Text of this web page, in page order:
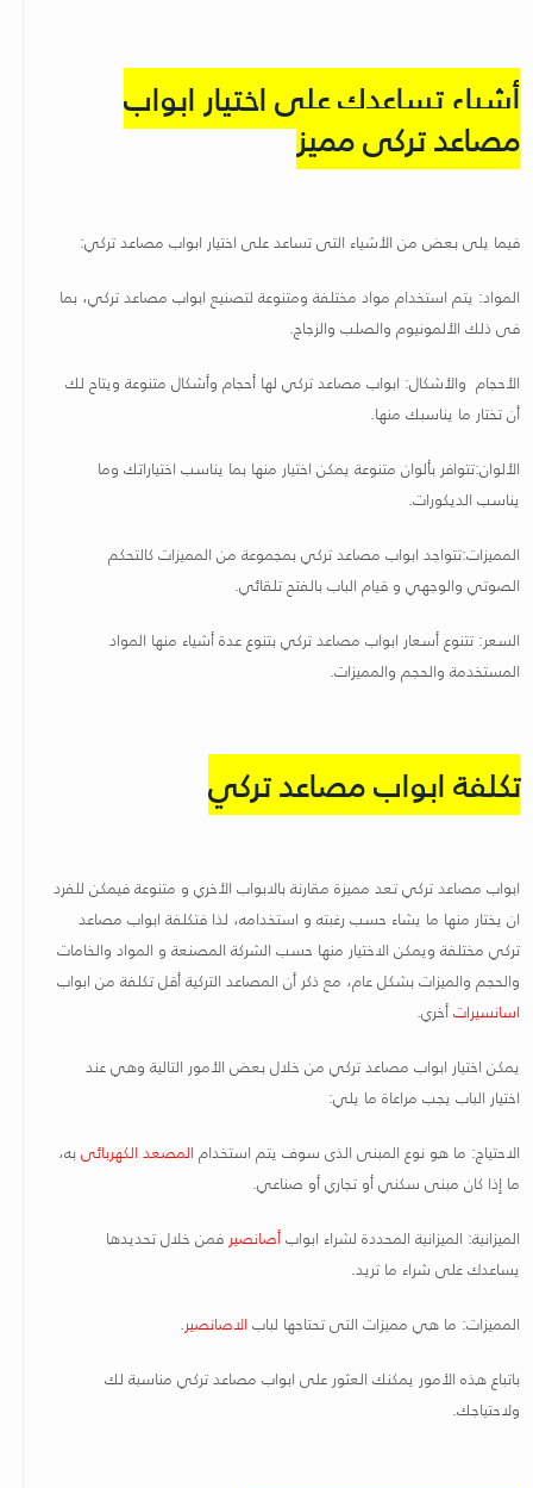
أشياء تساعدك على اختيار ابواب
مصاعد تركى مميز
فيما يلى بعض من الأشياء التى تساعد على اختيار ابواب مصاعد تركي:
المواد: يتم استخدام مواد مختلفة ومتنوعة لتصنيع ابواب مصاعد تركي، بما
فى ذلك الألمونيوم والصلب والزجاج.
الأحجام والأشكال: ابواب مصاعد تركي لها أحجام وأشكال متنوعة ويتاح لك
أن تختار ما يناسبك منها.
الألوان:تتوافر بألوان متنوعة يمكن اختيار منها بما يناسب اختياراتك وما
يناسب الديكورات.
المميزات:تتواجد ابواب مصاعد تركي بمجموعة من المميزات كالتحكم
الصوتي والوجهي و قيام الباب بالفتح تلقائي.
السعر: تتنوع أسعار ابواب مصاعد تركي بتنوع عدة أشياء منها المواد
المستخدمة والحجم والمميزات.
تكلفة ابواب مصاعد تركي
ابواب مصاعد تركي تعد مميزة مقارنة بالابواب الأخري و متنوعة فيمكن للفرد
ان يختار منها ما يشاء حسب رغبته و استخدامه، لذا فتكلفة ابواب مصاعد
تركي مختلفة ويمكن الاختيار منها حسب الشركة المصنعة و المواد والخامات
والحجم والميزات بشكل عام، مع ذكر أن المصاعد التركية أقل تكلفة من ابواب
اسانسيراتأخري.
يمكن اختيار ابواب مصاعد تركي من خلال بعض الأمور التالية وهي عند
اختيار الباب يجب مراعاة ما يلي:
الاحتياج: ما هو نوع المبنى الذى سوف يتم استخدام المصعد الكهربائى به،
ما إذا كان مبنى سكني أو تجاري أو صناعي.
الميزانية: الميزانية المحددة لشراء ابوابأصانصير فمن خلال تحديدها
يساعدك على شراء ما تريد.
المميزات: ما هي مميزات التى تحتاجها لباب الاصانصير.
باتباع هذه الأمور يمكنك العثور على ابواب مصاعد تركي مناسبة لك
ولاحتياجك.